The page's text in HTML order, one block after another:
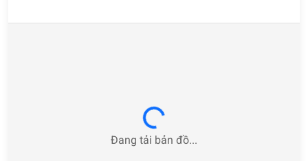
Loading...
Đang tải bản đồ...